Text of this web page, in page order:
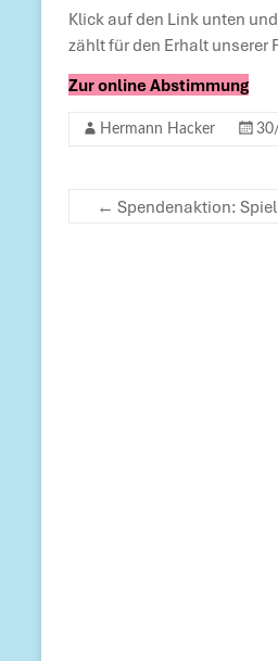
Klick auf den Link unten
zählt für den Erhalt unserer
Zur online Abstimmung
Hermann Hacker
← Spendenaktion: